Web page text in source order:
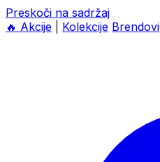
Preskoči na sadržaj
🔥 Akcije Kolekcije Brendovi